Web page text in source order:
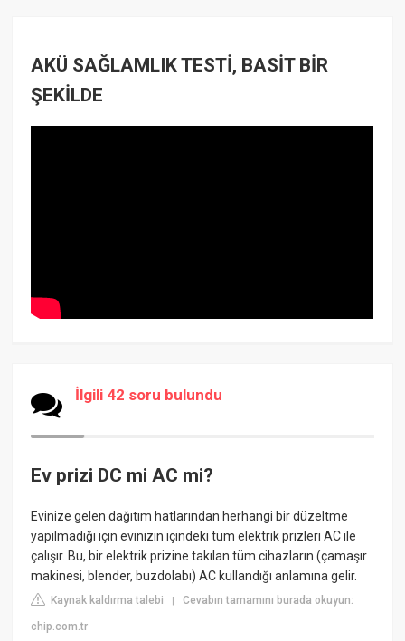
AKÜ SAĞLAMLIK TESTİ, BASİT BİR
ŞEKİLDE
İlgili 42 soru bulundu
Ev prizi DC mi AC mi?
Evinize gelen dağıtım hatlarından herhangi bir düzeltme
yapılmadığı için evinizin içindeki tüm elektrik prizleri AC ile
çalışır. Bu, bir elektrik prizine takılan tüm cihazların (çamaşır
makinesi, blender, buzdolabı) AC kullandığı anlamına gelir.
Kaynak kaldırma talebi |Cevabın tamamını burada okuyun:
chip.com.tr